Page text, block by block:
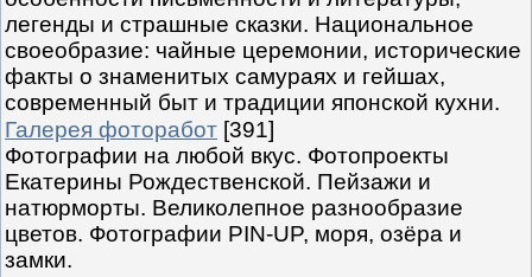
легенды и страшные сказки. Национальное
своеобразие: чайные церемонии, исторические
факты о знаменитых самураях и гейшах,
современный быт и традиции японской кухни.
Галерея фоторабот [391]
Фотографии на любой вкус. Фотопроекты
Екатерины Рождественской. Пейзажи и
натюрморты. Великолепное разнообразие
цветов. Фотографии PIN-UP, моря, озёра и
замки.